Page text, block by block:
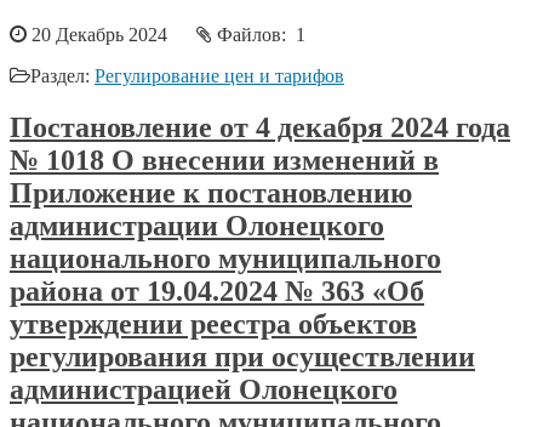
20 Декабрь 2024
Файлов: 1
Раздел: Регулирование цен и тарифов
Постановление от 4 декабря 2024 года
№ 1018 О внесении изменений в
Приложение к постановлению
администрации Олонецкого
национального муниципального
района от 19.04.2024 № 363 «Об
утверждении реестра объектов
регулирования при осуществлении
администрацией Олонецкого